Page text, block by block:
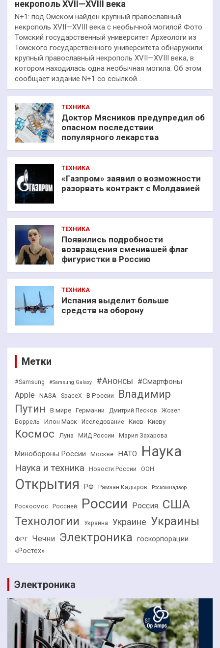
некрополь XVII—XVIII века
N+1: под Омском найден крупный православный
некрополь XVII—XVIII века с необычной могилой Фото:
Томский государственный университет Археологи из
Томского государственного университета обнаружили
крупный православный некрополь XVII—XVIII века, в
котором находилась одна необычная могила. Об этом
сообщает издание N+1 со ссылкой…
ТЕХНИКА
Доктор Мясников предупредил об
опасном последствии
популярного лекарства
ТЕХНИКА
«Газпром» заявил о возможности
разорвать контракт с Молдавией
ТЕХНИКА
Появились подробности
возвращения сменившей флаг
фигуристки в Россию
ТЕХНИКА
Испания выделит больше
средств на оборону
Метки
#Samsung #Samsung Galaxy #Анонсы #Смартфоны
Apple NASA SpaceX В России
Владимир
Путин
В мире Германии Дмитрий Песков
Жозеп
Боррель
Илон Маск Исследование Киев Киеву
Космос Луна МИД России Мария Захарова
Минобороны России Москве НАТО Наука
Наука и техника Новости России ООН
Открытия РФ Рамзан Кадыров Роскомнадзор
Роскосмос Россией России Россия США
Технологии Украина Украине Украины
ФРГ Чечни Электроника госкорпорации
«Ростех»
Электроника